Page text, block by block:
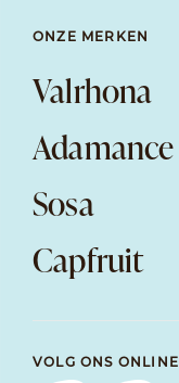
ONZE MERKEN
Valrhona
Adamance
Sosa
Capfruit
VOLG ONS ONLINE